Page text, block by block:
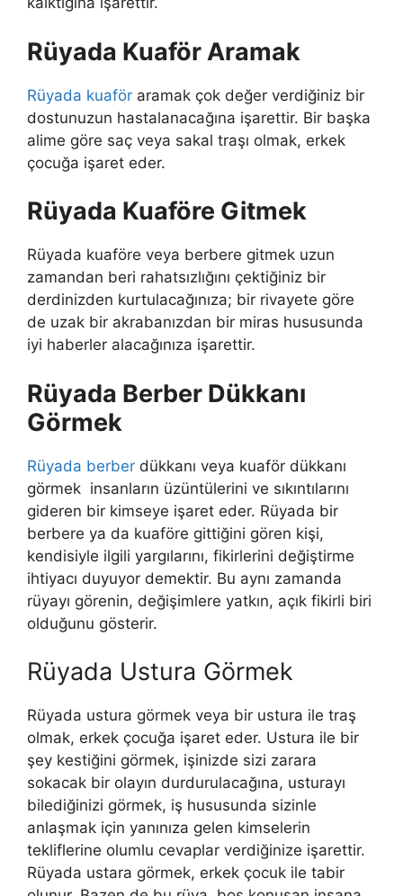
Rüyada Kuaför Aramak
Rüyada kuaför aramak çok değer verdiğiniz bir
dostunuzun hastalanacağına işarettir. Bir başka
alime göre saç veya sakal traşı olmak, erkek
çocuğa işaret eder.
Rüyada Kuaföre Gitmek
Rüyada kuaföre veya berbere gitmek uzun
zamandan beri rahatsızlığını çektiğiniz bir
derdinizden kurtulacağınıza; bir rivayete göre
de uzak bir akrabanızdan bir miras hususunda
iyi haberler alacağınıza işarettir.
Rüyada Berber Dükkanı
Görmek
Rüyada berber dükkanı veya kuaför dükkanı
görmek insanların üzüntülerini ve sıkıntılarını
gideren bir kimseye işaret eder. Rüyada bir
berbere ya da kuaföre gittiğini gö­ren kişi,
kendisiyle ilgili yargılarını, fikirlerini değiştirme
ihtiyacı duyuyor demektir. Bu aynı zamanda
rüyayı görenin, değişimlere yatkın, açık fikirli biri
olduğunu gösterir.
Rüyada Ustura Görmek
Rüyada ustura görmek veya bir ustura ile traş
olmak, erkek çocuğa işaret eder. Ustura ile bir
şey kestiğini görmek, işinizde sizi zarara
sokacak bir olayın durdurulacağına, usturayı
bilediğinizi görmek, iş hususunda sizinle
anlaşmak için yanınıza gelen kimselerin
tekliflerine olumlu cevaplar verdiğinize işarettir.
Rüyada ustara görmek, erkek çocuk ile tabir